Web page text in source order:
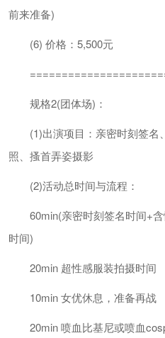
前来准备)
(6) 价格：5,500元
规格2(团体场)：
(1)出演项目：亲密时刻签名
照、搔首弄姿摄影
(2)活动总时间与流程：
60min(亲密时刻签名时间+
时间)
20min 超性感服装拍摄时间
10min 女优休息，准备再战
20min 喷血比基尼或喷血